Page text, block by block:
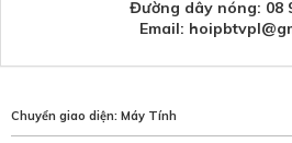
Đường dây nóng: 08
Email:
Chuyển giao diện: Máy Tính